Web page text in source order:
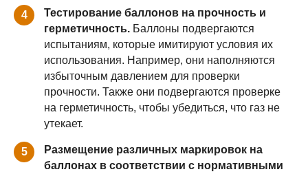
4
Тестирование баллонов на прочность и
герметичность. Баллоны подвергаются
испытаниям, которые имитируют условия их
использования. Например, они наполняются
избыточным давлением для проверки
прочности. Также они подвергаются проверке
на герметичность, чтобы убедиться, что газ не
утекает.
5
Размещение различных маркировок на
баллонах в соответствии с нормативными